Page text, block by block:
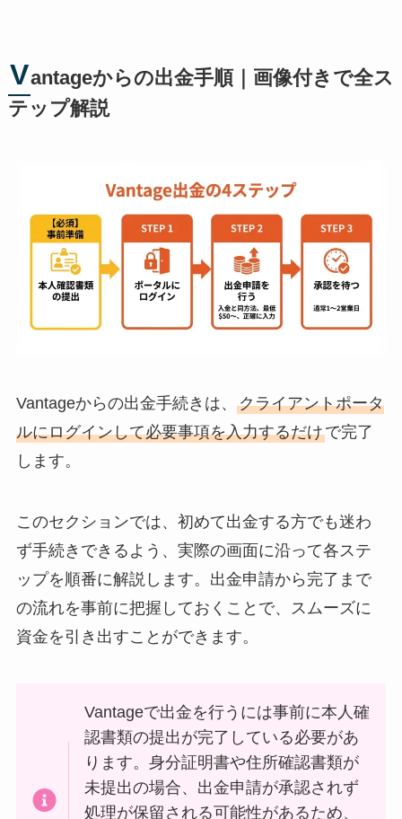
Vantageからの出金手順｜画像付きで全ス
テップ解説
Vantageからの出金手続きは、 クライアントポータ
ルにログインして必要事項を入力するだけで完了
します。
このセクションでは、初めて出金する方でも迷わ
ず手続きできるよう、実際の画面に沿って各ステ
ップを順番に解説します。出金申請から完了まで
の流れを事前に把握しておくことで、スムーズに
資金を引き出すことができます。
Vantageで出金を行うには事前に本人確
認書類の提出が完了している必要があ
ります。身分証明書や住所確認書類が
未提出の場合、出金申請が承認されず
処理が保留される可能性があるため、